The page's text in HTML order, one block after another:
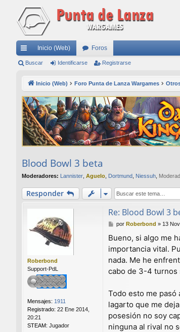
nl
rá
pi
do
Inicio (Web) Foros
Buscar Identificarse Registrarse
Inicio (Web) Foro Punta de Lanza Wargames
Blood Bowl 3 beta
Moderadores: Lannister Aguelo Dortmund Niessuh
Responder
Roberbond
Support-PdL
Mensajes: 1911
Registrado: 22 Ene 2014,
20:21
STEAM: Jugador
Re: Blood Bowl 3
M
n
s
j
e
por Roberbond » 13
Bueno, si algo me
importancia vital.
nada. Me he
cabo de 3-4 turnos
Todo esto me
lagarto que me
posesión no soy
ninguna al rival no